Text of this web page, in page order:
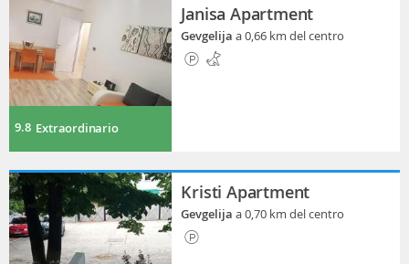
9.8 Extraordinario
Janisa Apartment
Gevgelijaa 0,66 km del centro
Kristi Apartment
Gevgelijaa 0,70 km del centro